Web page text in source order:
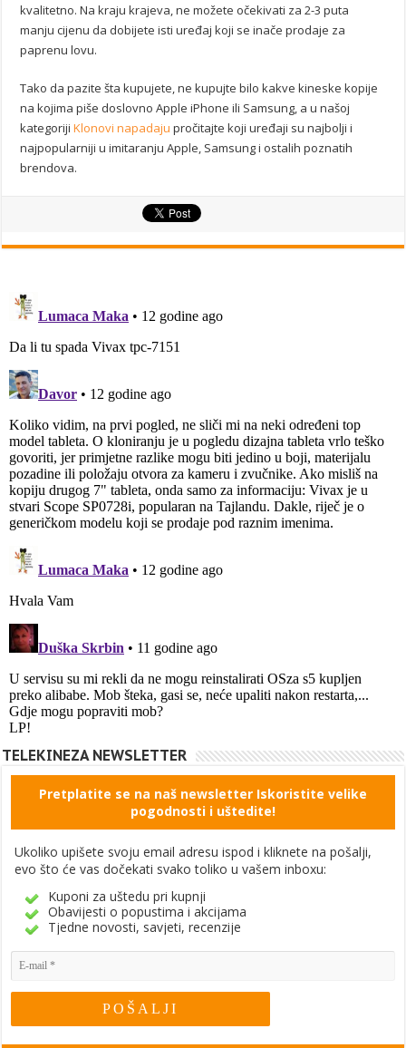
kvalitetno. Na kraju krajeva, ne možete očekivati za 2-3 puta
manju cijenu da dobijete isti uređaj koji se inače prodaje za
paprenu lovu.
Tako da pazite šta kupujete, ne kupujte bilo kakve kineske kopije
na kojima piše doslovno Apple iPhone ili Samsung, a u našoj
kategorijiKlonovi napadaju pročitajte koji uređaji su najbolji i
najpopularniji u imitaranju Apple, Samsung i ostalih poznatih
brendova.
TELEKINEZA NEWSLETTER
Pretplatite se na naš newsletter Iskoristite velike
pogodnosti i uštedite!
Ukoliko upišete svoju email adresu ispod i kliknete na pošalji,
evo što će vas dočekati svako toliko u vašem inboxu:
Kuponi za uštedu pri kupnji
Obavijesti o popustima i akcijama
Tjedne novosti, savjeti, recenzije